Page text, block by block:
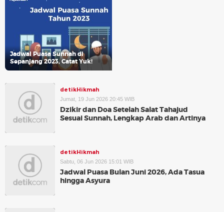
Jadwal Puasa Sunnah di
Sepanjang 2023, Catat Yuk!
detikHikmah
Jumat, 19 Jun 2026 20:45 WIB
Dzikir dan Doa Setelah Salat Tahajud
Sesuai Sunnah, Lengkap Arab dan Artinya
detikHikmah
Sabtu, 06 Jun 2026 15:01 WIB
Jadwal Puasa Bulan Juni 2026, Ada Tasua
hingga Asyura